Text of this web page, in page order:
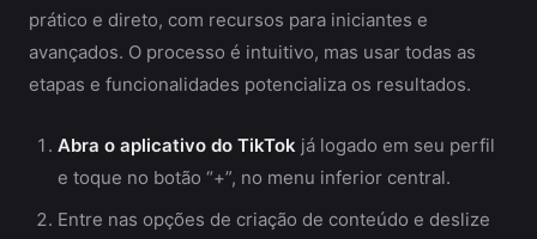
prático e direto, com recursos para iniciantes e
avançados. O processo é intuitivo, mas usar todas as
etapas e funcionalidades potencializa os resultados.
Abra o aplicativo do TikTok já logado em seu perfil
e toque no botão “+”, no menu inferior central.
Entre nas opções de criação de conteúdo e deslize